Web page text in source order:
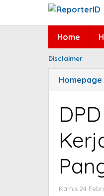
Home
Disclaimer
Homepage
Kamis 24